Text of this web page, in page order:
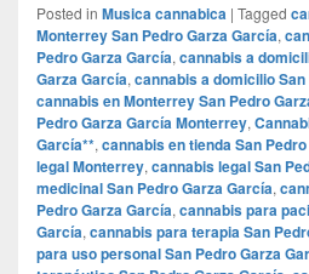
Posted in Musica cannabica | Tagged
Monterrey San Pedro Garza García,
Pedro Garza García, cannabis a
Garza García, cannabis a domicilio
cannabis en Monterrey San Pedro
Pedro Garza García Monterrey,
García**, cannabis en tienda San
legal Monterrey, cannabis legal San
medicinal San Pedro Garza García,
Pedro Garza García, cannabis para
García, cannabis para terapia San
para uso personal San Pedro Garza